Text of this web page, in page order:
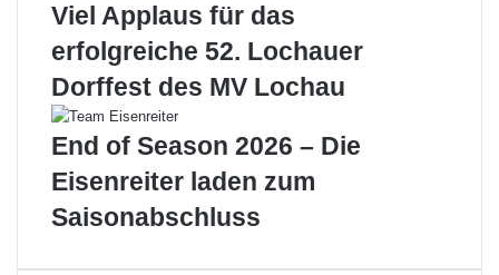
Viel Applaus für das
erfolgreiche 52. Lochauer
Dorffest des MV Lochau
End of Season 2026 – Die
Eisenreiter laden zum
Saisonabschluss